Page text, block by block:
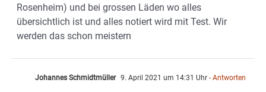
Rosenheim) und bei grossen Läden wo alles
übersichtlich ist und alles notiert wird mit Test. Wir
werden das schon meistern
Johannes Schmidtmüller 9. April 2021 um 14:31 Uhr - Antworten